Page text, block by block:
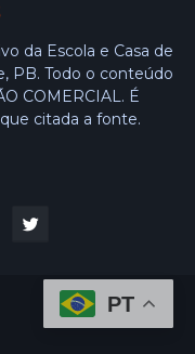
da Escola e Casa de
PB. Todo o conteúdo
COMERCIAL. É
citada a fonte.
By Weblyb
PT